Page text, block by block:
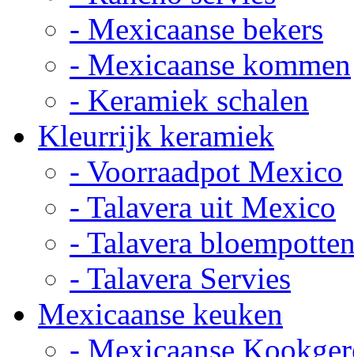
- Mexicaanse bekers
- Mexicaanse kommen
- Keramiek schalen
Kleurrijk keramiek
- Voorraadpot Mexico
- Talavera uit Mexico
- Talavera
- Talavera Servies
Mexicaanse keuken
- Mexicaanse